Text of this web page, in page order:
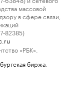
массовой
в сфере связи,
82385)
«РБК».
биржа